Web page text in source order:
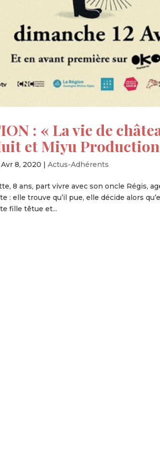
: « La vie de
et Miyu
Avr 8, 2020 |Actus-Adhérents
8 ans, part vivre avec son oncle Régis,
: elle trouve qu’il pue, elle décide alors
fille têtue et...